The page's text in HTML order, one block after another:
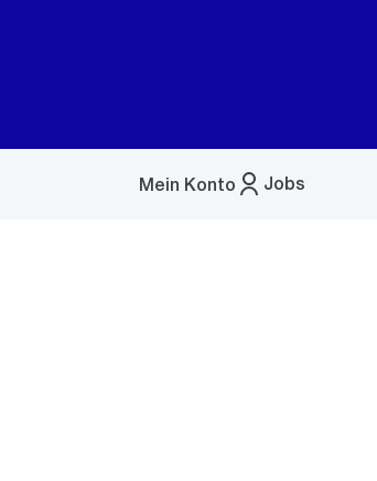
Jobs
Mein Konto
Menü